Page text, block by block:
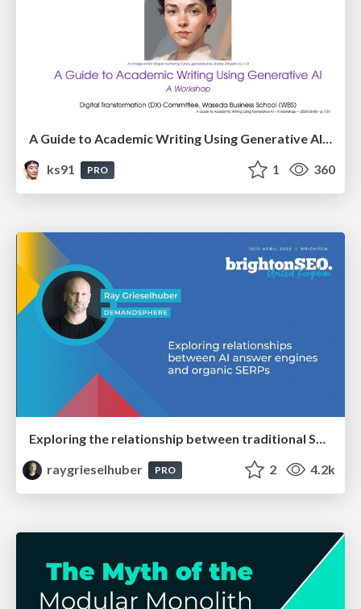
A Guide to Academic Writing Using Generative AI - A Workshop
ks91
PRO 1 360
Exploring the relationship between traditional SERPs and Gen AI search
raygrieselhuber
PRO 2 4.2k